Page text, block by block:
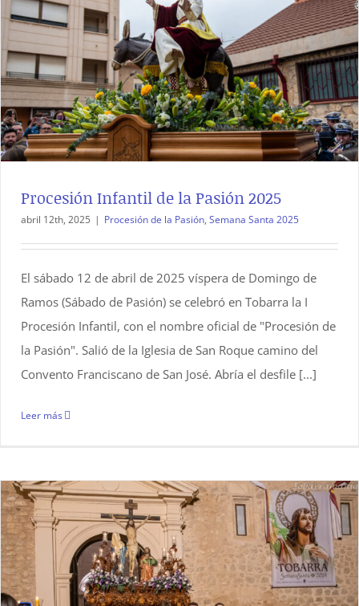
Procesión Infantil de la Pasión 2025
abril 12th, 2025 | Procesión de la Pasión, Semana Santa 2025
El sábado 12 de abril de 2025 víspera de Domingo de
Ramos (Sábado de Pasión) se celebró en Tobarra la I
Procesión Infantil, con el nombre oficial de "Procesión de
la Pasión". Salió de la Iglesia de San Roque camino del
Convento Franciscano de San José. Abría el desfile [...]
Leer más